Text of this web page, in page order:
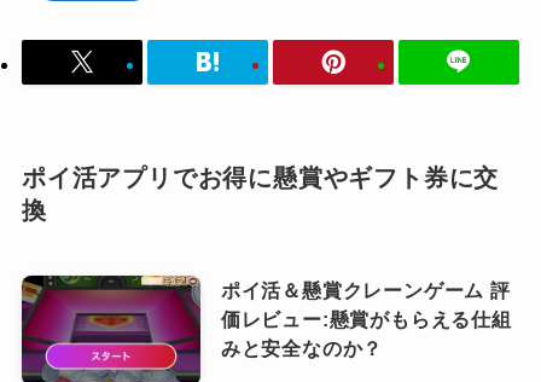
ポイ活アプリでお得に懸賞やギフト券に交
換
ポイ活＆懸賞クレーンゲーム 評
価レビュー:懸賞がもらえる仕組
みと安全なのか？